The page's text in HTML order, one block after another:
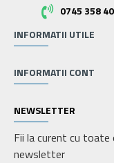
0745 358
INFORMATII UTILE
INFORMATII CONT
NEWSLETTER
Fii la curent cu
newsletter